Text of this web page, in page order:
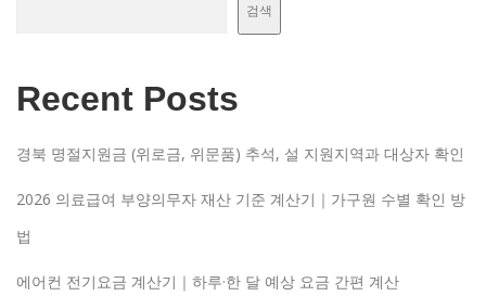
검색
Recent Posts
경북 명절지원금 (위로금, 위문품) 추석, 설 지원지역과 대상자 확인
2026 의료급여 부양의무자 재산 기준 계산기｜가구원 수별 확인 방
법
에어컨 전기요금 계산기｜하루·한 달 예상 요금 간편 계산